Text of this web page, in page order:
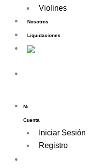
Violines
Nosotros
Liquidaciones
Mi
Cuenta
Iniciar Sesión
Registro